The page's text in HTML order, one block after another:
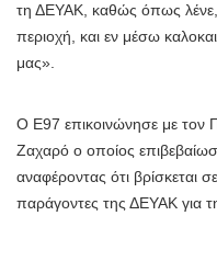
τη ΔΕΥΑΚ, καθώς όπως λένε,
περιοχή, και εν μέσω
μας».
Ο Ε97 επικοινώνησε με τον
Ζαχαρό ο οποίος
αναφέροντας ότι βρίσκεται
παράγοντες της ΔΕΥΑΚ για